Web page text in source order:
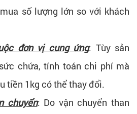
số lượng lớn so với khách
đơn vị cung ứng: Tùy sản
chứa, tính toán chi phí mà
tiền 1kg có thể thay đổi.
chuyển: Do vận chuyển than